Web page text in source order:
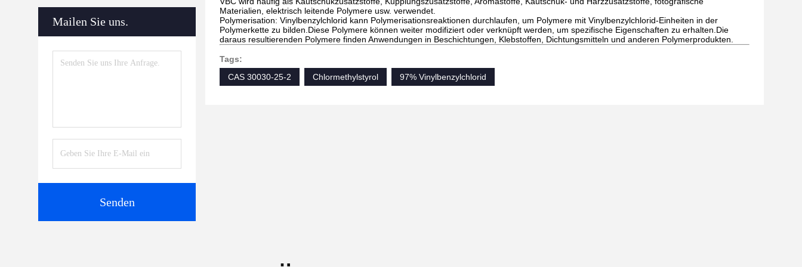
Mailen Sie uns.
Senden
Materialien, elektrisch leitende Polymere usw. verwendet.
Polymerisation: Vinylbenzylchlorid kann Polymerisationsreaktionen durchlaufen, um Polymere mit Vinylbenzylchlorid-Einheiten in der
Polymerkette zu bilden.Diese Polymere können weiter modifiziert oder verknüpft werden, um spezifische Eigenschaften zu erhalten.Die
daraus resultierenden Polymere finden Anwendungen in Beschichtungen, Klebstoffen, Dichtungsmitteln und anderen Polymerprodukten.
Tags:
CAS 30030-25-2
Chlormethylstyrol 97% Vinylbenzylchlorid